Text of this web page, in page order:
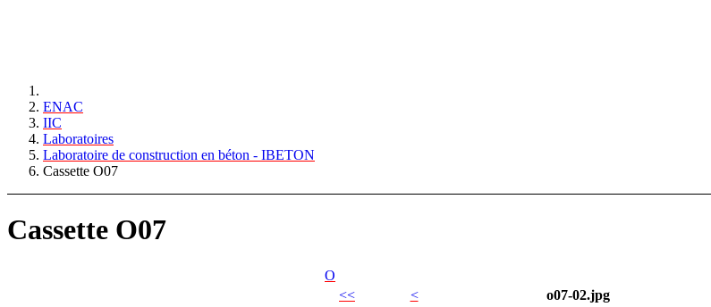
ENAC
IIC
Laboratoires
Laboratoire de construction en béton - IBETON
Cassette O07
Cassette O07
O
<<
< o07-02.jpg